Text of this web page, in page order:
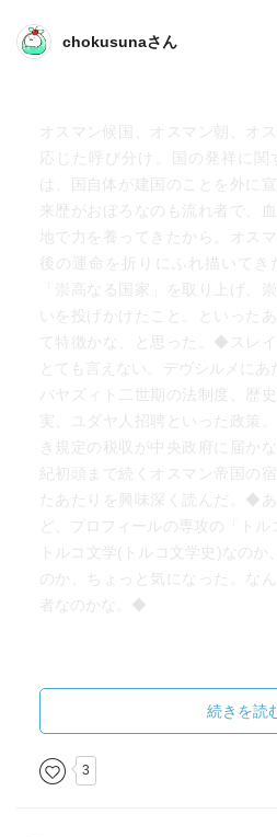
に駆られながらも自我を模索し
ニア人のイスマイル・カダレがい
そう考えていたら、特に、非イ
オスマン帝国の支配下に長くあ
の作家の作品を広く読んでみたく
ネットで調べてみると、旧ユー
マン帝国の支配を抜けた先にソ
た国の作家とその日本語訳小説は
それなのに、トルコからほど近
本語訳は見つからない。
だれか、ご存知の方、ご教示くだ
お願いします。
chokusunaさん
オスマン候国、オスマン朝、オ
応じた呼び分け。国の発祥に
は、国自体が建国のことを外に
来歴がおぼろなのも流れ者で、
地で力を養ってきたから。オス
後の運命を折りにふれ描いてき
「崇高なる国家」を取り上げ、
いを投げかけたこと。といった
て特徴かな、と思った。◆スレ
とても言えない。デヴシルメにあ
バヤズィト二世期の法制度、歴
実、ユダヤ人招聘といった政策
き規定の税収が中央政府に届か
紀初頭まで続くオスマン帝国の
たあたりを興味深く読んだ。◆
ど、プロフィールの専攻の「トル
トルコ文学(トルコ文学史)なのか
のか、ちょっと気になった。な
者なのかな。◆
続きを読
3